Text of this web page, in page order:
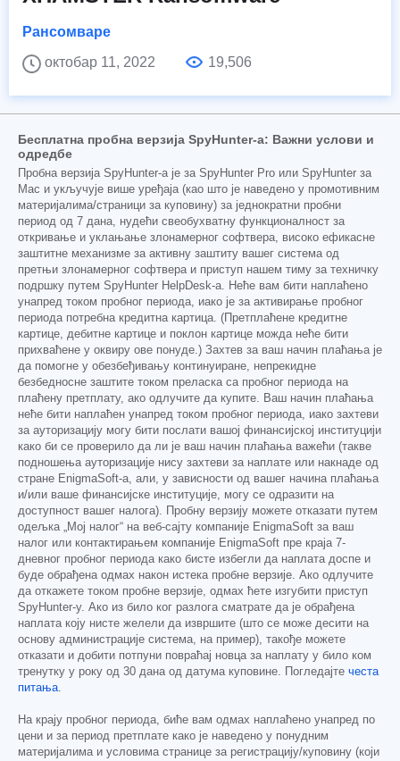
Рансомваре
октобар 11, 2022
19,506
Бесплатна пробна верзија SpyHunter-а: Важни услови и
одредбе
Пробна верзија SpyHunter-а је за SpyHunter Pro или SpyHunter за
Mac и укључује више уређаја (као што је наведено у промотивним
материјалима/страници за куповину) за једнократни пробни
период од 7 дана, нудећи свеобухватну функционалност за
откривање и уклањање злонамерног софтвера, високо ефикасне
заштитне механизме за активну заштиту вашег система од
претњи злонамерног софтвера и приступ нашем тиму за техничку
подршку путем SpyHunter HelpDesk-а. Неће вам бити наплаћено
унапред током пробног периода, иако је за активирање пробног
периода потребна кредитна картица. (Претплаћене кредитне
картице, дебитне картице и поклон картице можда неће бити
прихваћене у оквиру ове понуде.) Захтев за ваш начин плаћања је
да помогне у обезбеђивању континуиране, непрекидне
безбедносне заштите током преласка са пробног периода на
плаћену претплату, ако одлучите да купите. Ваш начин плаћања
неће бити наплаћен унапред током пробног периода, иако захтеви
за ауторизацију могу бити послати вашој финансијској институцији
како би се проверило да ли је ваш начин плаћања важећи (такве
подношења ауторизације нису захтеви за наплате или накнаде од
стране EnigmaSoft-а, али, у зависности од вашег начина плаћања
и/или ваше финансијске институције, могу се одразити на
доступност вашег налога). Пробну верзију можете отказати путем
одељка „Мој налог“ на веб-сајту компаније EnigmaSoft за ваш
налог или контактирањем компаније EnigmaSoft пре краја 7-
дневног пробног периода како бисте избегли да наплата доспе и
буде обрађена одмах након истека пробне верзије. Ако одлучите
да откажете током пробне верзије, одмах ћете изгубити приступ
SpyHunter-у. Ако из било ког разлога сматрате да је обрађена
наплата коју нисте желели да извршите (што се може десити на
основу администрације система, на пример), такође можете
отказати и добити потпуни повраћај новца за наплату у било ком
тренутку у року од 30 дана од датума куповине. Погледајте честа
питања.
На крају пробног периода, биће вам одмах наплаћено унапред по
цени и за период претплате како је наведено у понудним
материјалима и условима странице за регистрацију/куповину (који